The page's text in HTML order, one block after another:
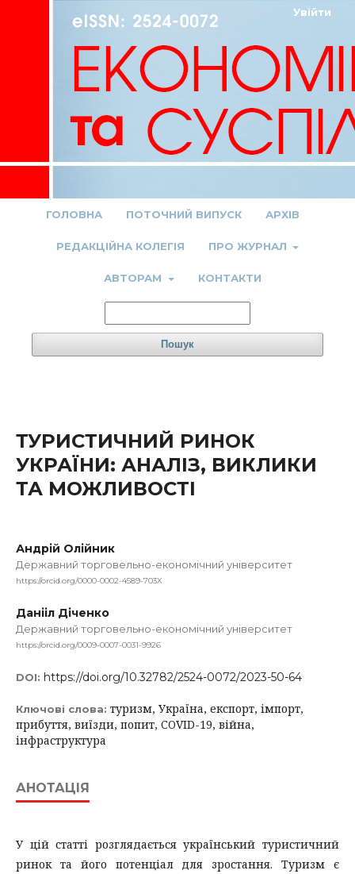
ГОЛОВНА ПОТОЧНИЙ ВИПУСК АРХІВ
РЕДАКЦІЙНА КОЛЕГІЯ ПРО ЖУРНАЛ
АВТОРАМ КОНТАКТИ
Пошук
Увійти
ТУРИСТИЧНИЙ РИНОК
УКРАЇНИ: АНАЛІЗ, ВИКЛИКИ
ТА МОЖЛИВОСТІ
Андрій Олійник
Державний торговельно-економічний університет
https://orcid.org/0000-0002-4589-703X
Данііл Діченко
Державний торговельно-економічний університет
https://orcid.org/0009-0007-0031-9926
DOI: https://doi.org/10.32782/2524-0072/2023-50-64
Ключові слова: туризм, Україна, експорт, імпорт,
прибуття, виїзди, попит, COVID-19, війна,
інфраструктура
АНОТАЦІЯ
У цій статті розглядається український туристичний
ринок та його потенціал для зростання. Туризм є